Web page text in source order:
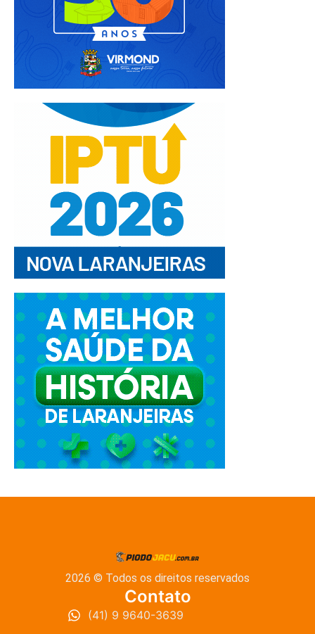
2026 © Todos os direitos reservados
Contato
(41) 9 9640-3639